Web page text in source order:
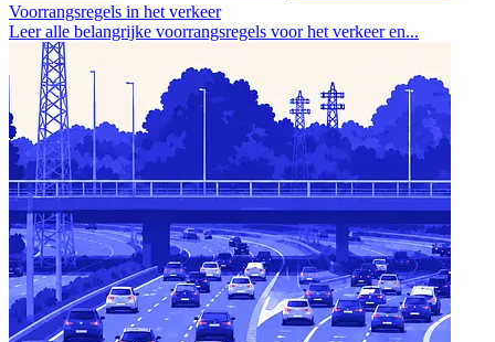
Voorrangsregels in het verkeer
Leer alle belangrijke voorrangsregels voor het verkeer en...